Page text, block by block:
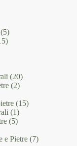
55
prodotti
15
2020
22
1515
11
prodotto
55
e Pietre 77